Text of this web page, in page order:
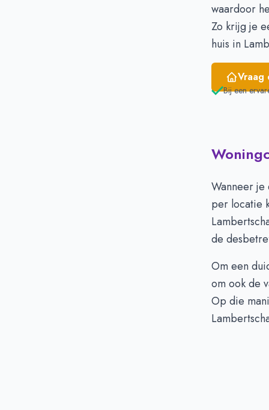
waardoor
Zo krijg je
huis in
Vraag
Bij een
Wanneer je
per locatie
de
Om een
om ook de
Op die